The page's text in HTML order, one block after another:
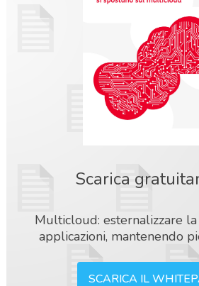
Scarica
Multicloud: esternalizzare
applicazioni, mantenendo
SCARICA IL